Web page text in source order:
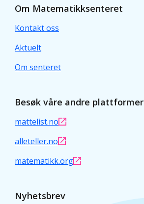
Om Matematikksenteret
Kontakt oss
Aktuelt
Om senteret
Besøk våre andre plattformer
mattelist.no
alleteller.no
matematikk.org
Nyhetsbrev